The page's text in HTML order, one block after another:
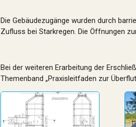
Die Gebäudezugänge wurden durch
Zufluss bei Starkregen. Die Öffnungen
Bei der weiteren Erarbeitung der
Themenband „Praxisleitfaden zur